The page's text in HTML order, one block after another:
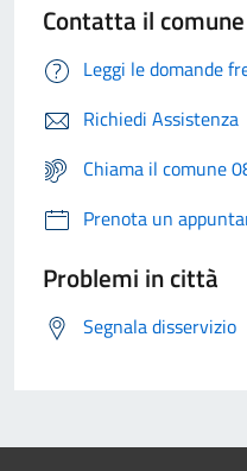
Contatta il comune
Leggi le domande
Richiedi Assistenza
Chiama il comune
Prenota un
Problemi in città
Segnala disservizio